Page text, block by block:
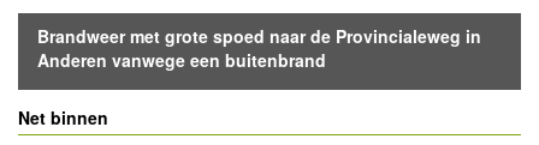
Brandweer met grote spoed naar de Provincialeweg in
Anderen vanwege een buitenbrand
Net binnen